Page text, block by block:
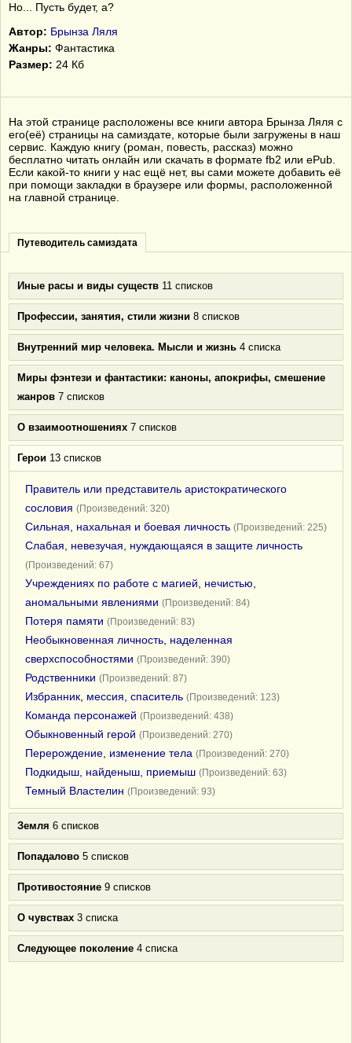
Но... Пусть будет, а?
Автор: Брынза Ляля
Жанры: Фантастика
Размер: 24 Кб
На этой странице расположены все книги автора Брынза Ляля с
его(её) страницы на самиздате, которые были загружены в наш
сервис. Каждую книгу (роман, повесть, рассказ) можно
бесплатно читать онлайн или скачать в формате fb2 или ePub.
Если какой-то книги у нас ещё нет, вы сами можете добавить её
при помощи закладки в браузере или формы, расположенной
на главной странице.
Путеводитель самиздата
Иные расы и виды существ 11 списков
Профессии, занятия, стили жизни 8 списков
Внутренний мир человека. Мысли и жизнь 4 списка
Миры фэнтези и фантастики: каноны, апокрифы, смешение
жанров 7 списков
О взаимоотношениях 7 списков
Герои 13 списков
Правитель или представитель аристократического
сословия (Произведений: 320)
Сильная, нахальная и боевая личность (Произведений: 225)
Слабая, невезучая, нуждающаяся в защите личность
(Произведений: 67)
Учреждениях по работе с магией, нечистью,
аномальными явлениями (Произведений: 84)
Потеря памяти (Произведений: 83)
Необыкновенная личность, наделенная
сверхспособностями (Произведений: 390)
Родственники (Произведений: 87)
Избранник, мессия, спаситель (Произведений: 123)
Команда персонажей (Произведений: 438)
Обыкновенный герой (Произведений: 270)
Перерождение, изменение тела (Произведений: 270)
Подкидыш, найденыш, приемыш (Произведений: 63)
Темный Властелин (Произведений: 93)
Земля 6 списков
Попадалово 5 списков
Противостояние 9 списков
О чувствах 3 списка
Следующее поколение 4 списка